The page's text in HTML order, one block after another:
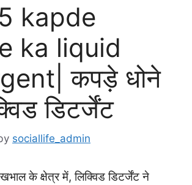
kapde
ka liquid
कपड़े धोने
डिटर्जेंट
sociallife_admin
के क्षेत्र में, लिक्विड डिटर्जेंट ने